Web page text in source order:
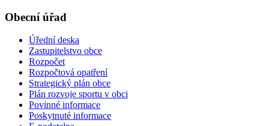
Obecní úřad
Úřední deska
Zastupitelstvo obce
Rozpočet
Rozpočtová opatření
Strategický plán obce
Plán rozvoje sportu v obci
Povinné informace
Poskytnuté informace